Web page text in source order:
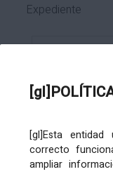
[gl]Esta entidad
correcto
ampliar
Expediente
Órgano de